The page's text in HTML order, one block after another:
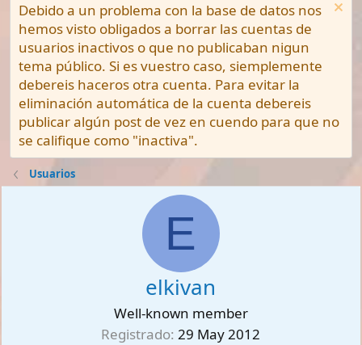
Debido a un problema con la base de datos nos
hemos visto obligados a borrar las cuentas de
usuarios inactivos o que no publicaban nigun
tema público. Si es vuestro caso, siemplemente
debereis haceros otra cuenta. Para evitar la
eliminación automática de la cuenta debereis
publicar algún post de vez en cuendo para que no
se califique como "inactiva".
Usuarios
E
elkivan
Well-known member
Registrado 29 May 2012